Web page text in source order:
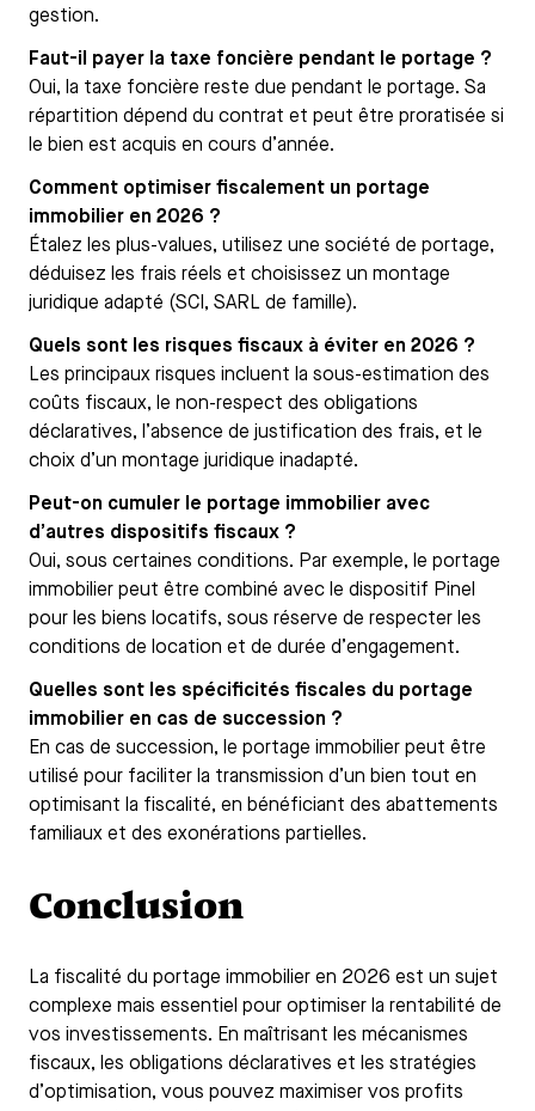
gestion.
Faut-il payer la taxe foncière pendant le portage ?
Oui, la taxe foncière reste due pendant le portage. Sa
répartition dépend du contrat et peut être proratisée si
le bien est acquis en cours d’année.
Comment optimiser fiscalement un portage
immobilier en 2026 ?
Étalez les plus-values, utilisez une société de portage,
déduisez les frais réels et choisissez un montage
juridique adapté (SCI, SARL de famille).
Quels sont les risques fiscaux à éviter en 2026 ?
Les principaux risques incluent la sous-estimation des
coûts fiscaux, le non-respect des obligations
déclaratives, l’absence de justification des frais, et le
choix d’un montage juridique inadapté.
Peut-on cumuler le portage immobilier avec
d’autres dispositifs fiscaux ?
Oui, sous certaines conditions. Par exemple, le portage
immobilier peut être combiné avec le dispositif Pinel
pour les biens locatifs, sous réserve de respecter les
conditions de location et de durée d’engagement.
Quelles sont les spécificités fiscales du portage
immobilier en cas de succession ?
En cas de succession, le portage immobilier peut être
utilisé pour faciliter la transmission d’un bien tout en
optimisant la fiscalité, en bénéficiant des abattements
familiaux et des exonérations partielles.
Conclusion
La fiscalité du portage immobilier en 2026 est un sujet
complexe mais essentiel pour optimiser la rentabilité de
vos investissements. En maîtrisant les mécanismes
fiscaux, les obligations déclaratives et les stratégies
d’optimisation, vous pouvez maximiser vos profits